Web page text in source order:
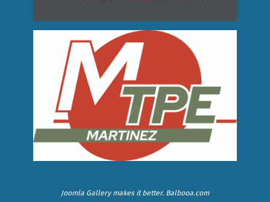
Joomla Gallerymakes it better. Balbooa.com